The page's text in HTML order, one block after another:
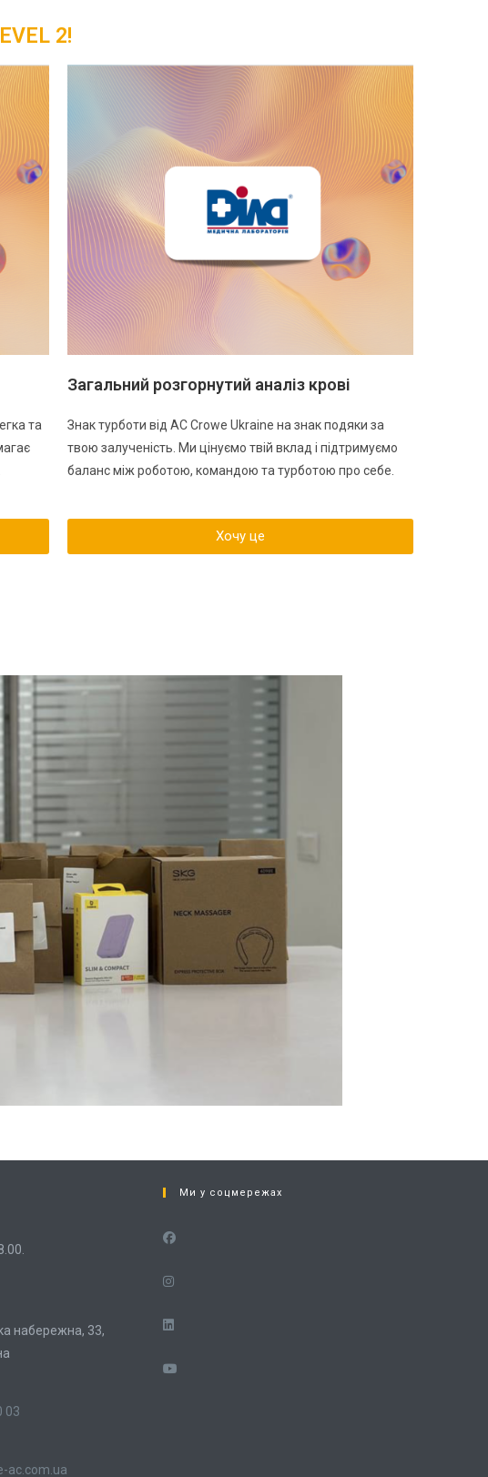
2!
та
Загальний розгорнутий аналіз крові
Знак турботи від AC Crowe Ukraine на знак подяки за
твою залученість. Ми цінуємо твій вклад і підтримуємо
баланс між роботою, командою та турботою про себе.
Хочу це
набережна, 33,
03
ac.com.ua
Ми у соцмережах